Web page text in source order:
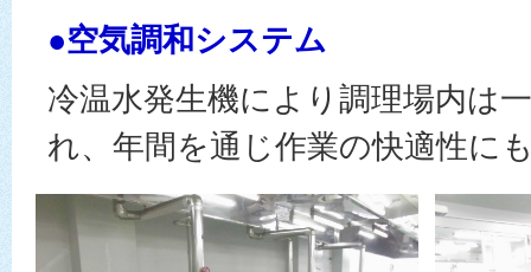
●空気調和システム
冷温水発生機により調理場内は
れ、年間を通じ作業の快適性に